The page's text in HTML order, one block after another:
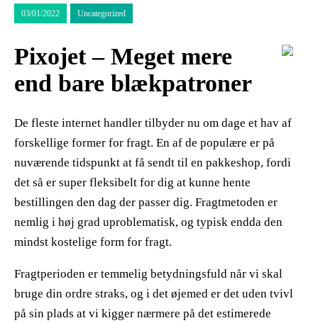
03/01/2022 Uncategorized
Pixojet – Meget mere
end bare blækpatroner
De fleste internet handler tilbyder nu om dage et hav af
forskellige former for fragt. En af de populære er på
nuværende tidspunkt at få sendt til en pakkeshop, fordi
det så er super fleksibelt for dig at kunne hente
bestillingen den dag der passer dig. Fragtmetoden er
nemlig i høj grad uproblematisk, og typisk endda den
mindst kostelige form for fragt.
Fragtperioden er temmelig betydningsfuld når vi skal
bruge din ordre straks, og i det øjemed er det uden tvivl
på sin plads at vi kigger nærmere på det estimerede